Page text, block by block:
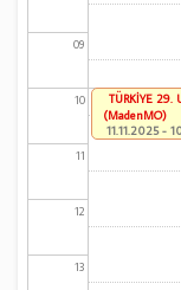
09
10
11
12
13
TÜRKİYE 29.
(MadenMO)
11.11.2025 -